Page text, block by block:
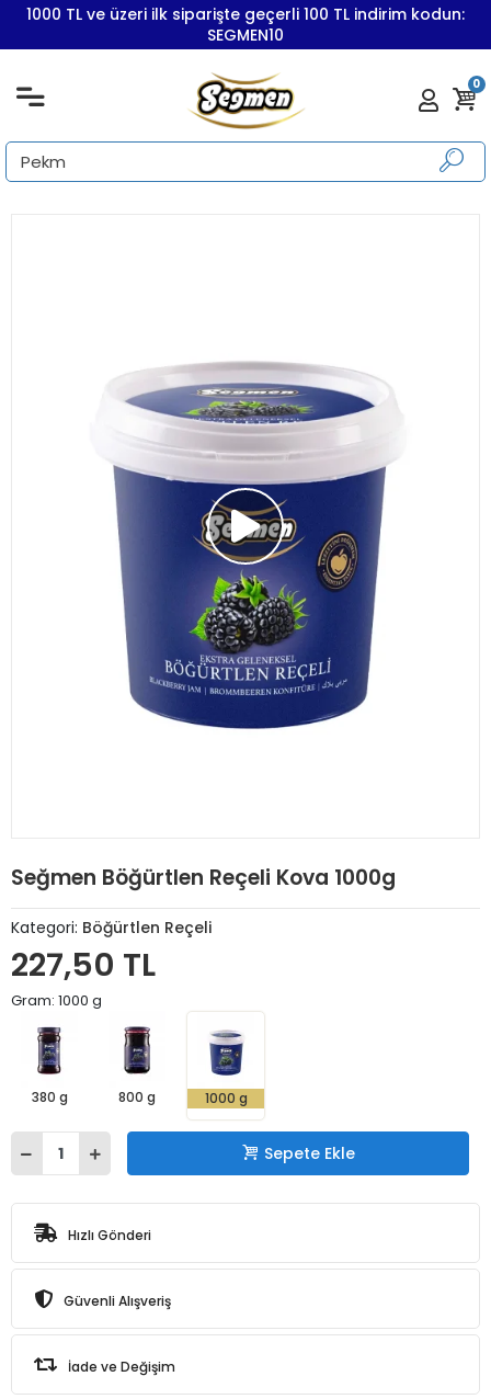
1000 TL ve üzeri ilk siparişte geçerli 100 TL indirim kodun:
SEGMEN10
0
Seğmen Böğürtlen Reçeli Kova 1000g
Kategori: Böğürtlen Reçeli
227,50 TL
Gram: 1000 g
380 g 800 g 1000 g
Sepete Ekle
Hızlı Gönderi
Güvenli Alışveriş
İade ve Değişim